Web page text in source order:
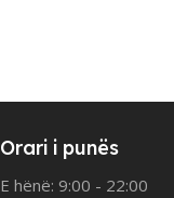
Orari i punës
E hënë: 9:00 - 22:00